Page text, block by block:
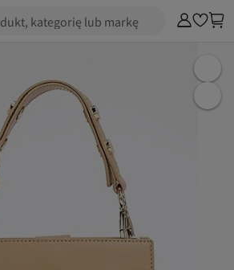
kategorię lub markę